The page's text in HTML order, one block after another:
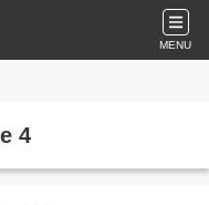
MENU
4